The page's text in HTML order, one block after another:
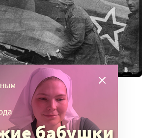
на Большую землю. 4-й Украинский
ЭП-30, 51-й армии. Апрель 1944г.
предназначался для